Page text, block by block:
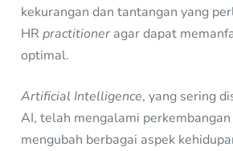
kekurangan dan tantangan yang
HRpractitioner agar dapat
optimal.
Artificial Intelligence, yang sering
AI, telah mengalami
mengubah berbagai aspek